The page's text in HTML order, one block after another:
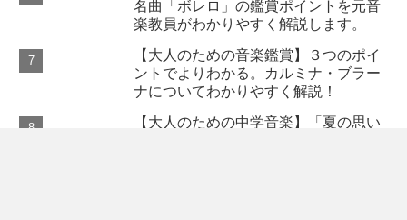
名曲「ボレロ」の鑑賞ポイントを元音
楽教員がわかりやすく解説します。
【大人のための音楽鑑賞】３つのポイ
ントでよりわかる。カルミナ・ブラー
ナについてわかりやすく解説！
【大人のための中学音楽】「夏の思い